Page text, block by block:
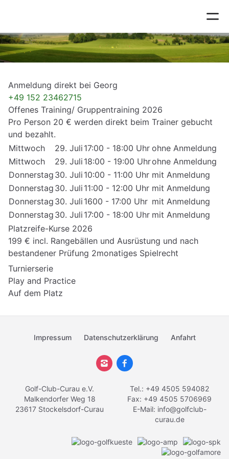
Anmeldung direkt bei Georg
+49 152 23462715
Offenes Training/ Gruppentraining 2026
Pro Person 20 € werden direkt beim Trainer gebucht
und bezahlt.
Mittwoch
29. Juli 17:00 - 18:00 Uhr ohne Anmeldung
Mittwoch
29. Juli 18:00 - 19:00 Uhrohne Anmeldung
Donnerstag 30. Juli 10:00 - 11:00 Uhr mit Anmeldung
Donnerstag 30. Juli 11:00 - 12:00 Uhr mit Anmeldung
Donnerstag 30. Juli 1600 - 17:00 Uhr mit Anmeldung
Donnerstag 30. Juli 17:00 - 18:00 Uhr mit Anmeldung
Platzreife-Kurse 2026
199 € incl. Rangebällen und Ausrüstung und nach
bestandener Prüfung 2monatiges Spielrecht
Turnierserie
Play and Practice
Auf dem Platz
Impressum Datenschutzerklärung Anfahrt
Golf-Club-Curau e.V.
Malkendorfer Weg 18
23617 Stockelsdorf-Curau
Tel.: +49 4505 594082
Fax: +49 4505 5706969
E-Mail: info@golfclub-
curau.de